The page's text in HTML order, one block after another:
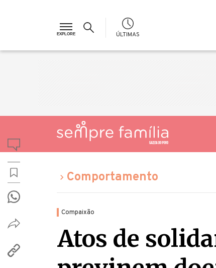
ÚLTIMAS
Comportamento
Compaixão
Atos de